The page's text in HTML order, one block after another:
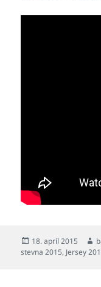
Posted
on
18. apríl 2015
stevna 2015, Jersey